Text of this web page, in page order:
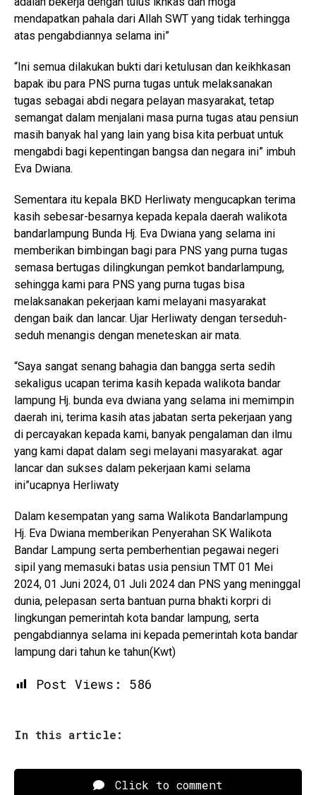
mendapatkan pahala dari Allah SWT yang tidak terhingga
atas pengabdiannya selama ini”
“Ini semua dilakukan bukti dari ketulusan dan keikhkasan
bapak ibu para PNS purna tugas untuk melaksanakan
tugas sebagai abdi negara pelayan masyarakat, tetap
semangat dalam menjalani masa purna tugas atau pensiun
masih banyak hal yang lain yang bisa kita perbuat untuk
mengabdi bagi kepentingan bangsa dan negara ini” imbuh
Eva Dwiana.
Sementara itu kepala BKD Herliwaty mengucapkan terima
kasih sebesar-besarnya kepada kepala daerah walikota
bandarlampung Bunda Hj. Eva Dwiana yang selama ini
memberikan bimbingan bagi para PNS yang purna tugas
semasa bertugas dilingkungan pemkot bandarlampung,
sehingga kami para PNS yang purna tugas bisa
melaksanakan pekerjaan kami melayani masyarakat
dengan baik dan lancar. Ujar Herliwaty dengan terseduh-
seduh menangis dengan meneteskan air mata.
“Saya sangat senang bahagia dan bangga serta sedih
sekaligus ucapan terima kasih kepada walikota bandar
lampung Hj. bunda eva dwiana yang selama ini memimpin
daerah ini, terima kasih atas jabatan serta pekerjaan yang
di percayakan kepada kami, banyak pengalaman dan ilmu
yang kami dapat dalam segi melayani masyarakat. agar
lancar dan sukses dalam pekerjaan kami selama
ini”ucapnya Herliwaty
Dalam kesempatan yang sama Walikota Bandarlampung
Hj. Eva Dwiana memberikan Penyerahan SK Walikota
Bandar Lampung serta pemberhentian pegawai negeri
sipil yang memasuki batas usia pensiun TMT 01 Mei
2024, 01 Juni 2024, 01 Juli 2024 dan PNS yang meninggal
dunia, pelepasan serta bantuan purna bhakti korpri di
lingkungan pemerintah kota bandar lampung, serta
pengabdiannya selama ini kepada pemerintah kota bandar
lampung dari tahun ke tahun(Kwt)
Post Views: 586
In this article:
Click to comment